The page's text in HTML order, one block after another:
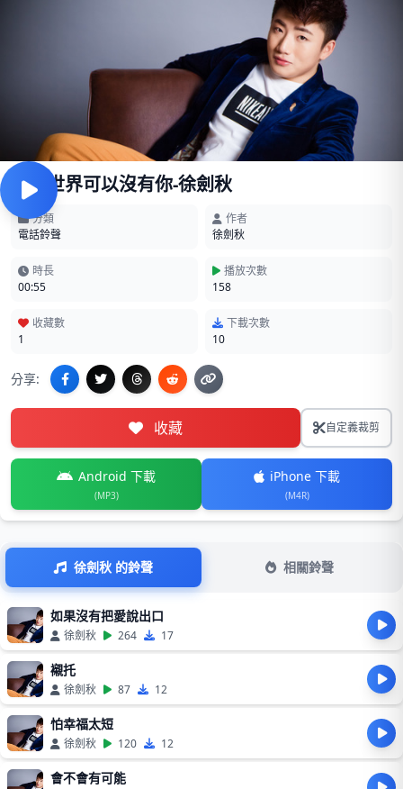
我的世界可以沒有你-徐劍秋
分類
電話鈴聲
作者
徐劍秋
時長
00:55
播放次數
158
收藏數
1
下載次數
10
分享:
收藏 自定義裁剪
Android 下載
(MP3)
iPhone 下載
(M4R)
徐劍秋 的鈴聲 相關鈴聲
如果沒有把愛說出口
徐劍秋 264 17
襯托
徐劍秋 87 12
怕幸福太短
徐劍秋 120 12
會不會有可能